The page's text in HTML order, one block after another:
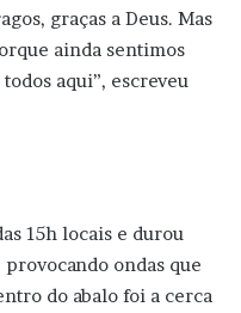
graças a Deus. Mas
ainda sentimos
aqui”, escreveu
15h locais e durou
ondas que
do abalo foi a cerca